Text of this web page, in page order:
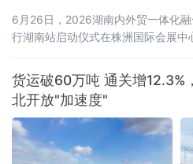
6月26日，2026湖南内外贸一体化
行湖南站启动仪式在株洲国际会展中
万平方米，设置四大主题馆、十大
展，来自15个国家和地区及国内20
喀麦隆驻华大使、驻华使团团长马丁
局副局
货运破60万吨 通关增12.3%
北开放"加速度"